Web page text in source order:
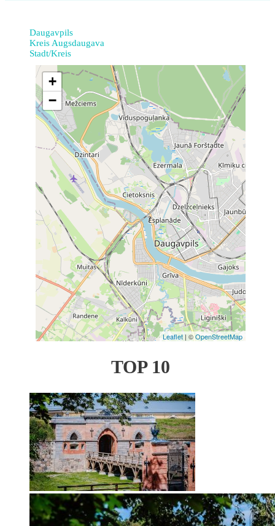
Daugavpils
Kreis Augsdaugava
Stadt/Kreis
7
+
−
Leaflet| ©OpenStreetMap
TOP 10